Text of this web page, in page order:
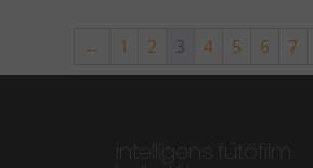
← 1 2 3 4 5 6 7